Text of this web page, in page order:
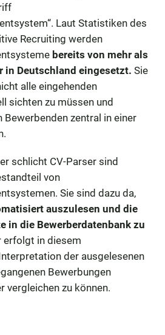
Laut Statistiken des
Recruiting werden
bereits von mehr als
in Deutschland eingesetzt. Sie
alle eingehenden
sichten zu müssen und
Bewerbenden zentral in einer
schlicht CV-Parser sind
von
Sie sind dazu da,
auszulesen und die
in die Bewerberdatenbank zu
erfolgt in diesem
der ausgelesenen
Bewerbungen
vergleichen zu können.